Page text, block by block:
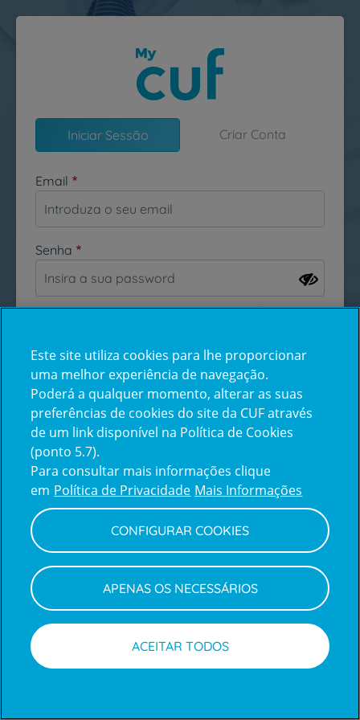
Passar para o conteúdo principal
Iniciar Sessão Criar Conta
Email
Senha
Esqueceu-se da sua password?
Inicie sessão com a Apple
Centro de Apoio ao Cliente | Política de Privacidade e Cookies
Este site utiliza cookies para lhe proporcionar
uma melhor experiência de navegação.
Poderá a qualquer momento, alterar as suas
preferências de cookies do site da CUF através
de um link disponível na Política de Cookies
(ponto 5.7).
Para consultar mais informações clique
em Política de Privacidade Mais Informações
CONFIGURAR COOKIES
APENAS OS NECESSÁRIOS
ACEITAR TODOS